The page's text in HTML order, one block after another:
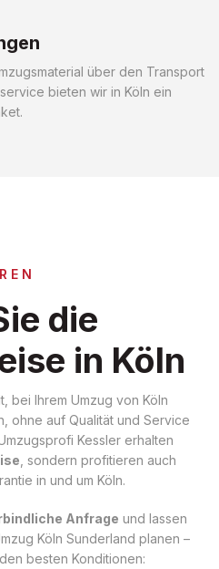
über den Transport
bieten wir in Köln ein
die
in Köln
bei Ihrem Umzug von Köln
ohne auf Qualität und Service
Kessler erhalten
, sondern profitieren auch
in und um Köln.
Anfrage und lassen
Köln Sunderland planen –
besten Konditionen: